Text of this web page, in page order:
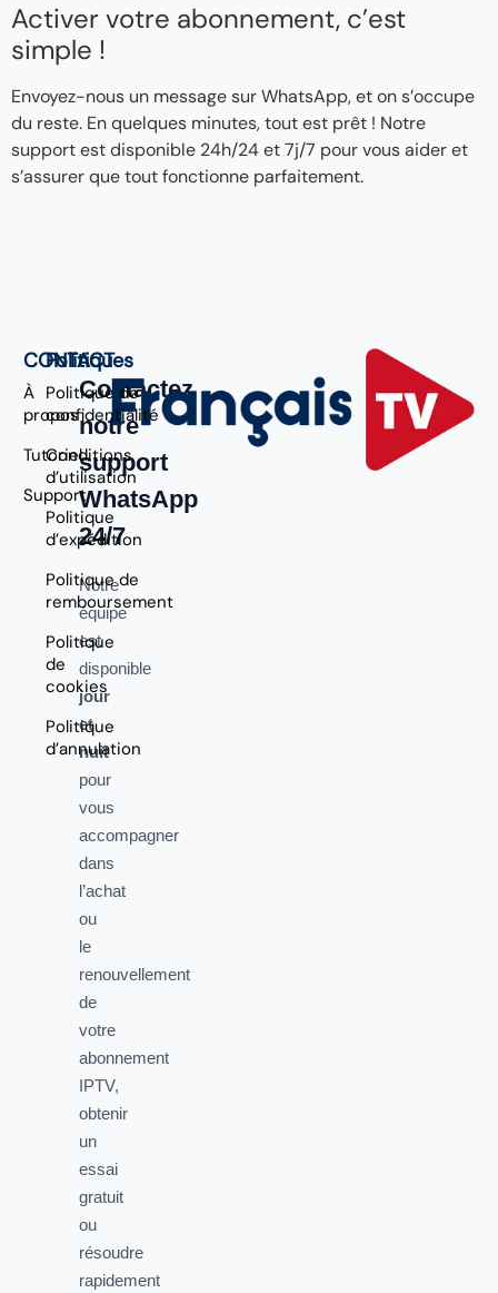
Activer votre abonnement, c’est
simple !
Envoyez-nous un message sur WhatsApp, et on s’occupe
du reste. En quelques minutes, tout est prêt ! Notre
support est disponible 24h/24 et 7j/7 pour vous aider et
s’assurer que tout fonctionne parfaitement.
CONTACT
À
propos
Tutoriel
Support
Politiques
Politique de
confidentialité
Conditions
d’utilisation
Politique
d’expédition
Politique de
remboursement
Politique
de
cookies
Politique
d’annulation
Contactez
notre
support
WhatsApp
24/7
Notre
équipe
est
disponible
jour
et
nuit
pour
vous
accompagner
dans
l’achat
ou
le
renouvellement
de
votre
abonnement
IPTV,
obtenir
un
essai
gratuit
ou
résoudre
rapidement